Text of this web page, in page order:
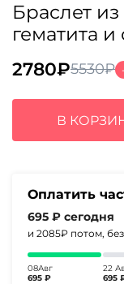
Браслет из
гематита
5530₽
цена
составляла
5530₽.
2780₽
Текущая
цена:
2780₽.
В
Оплатить
695 ₽ сегодня
и 2085₽ потом,
08Авг
695 ₽
22
695